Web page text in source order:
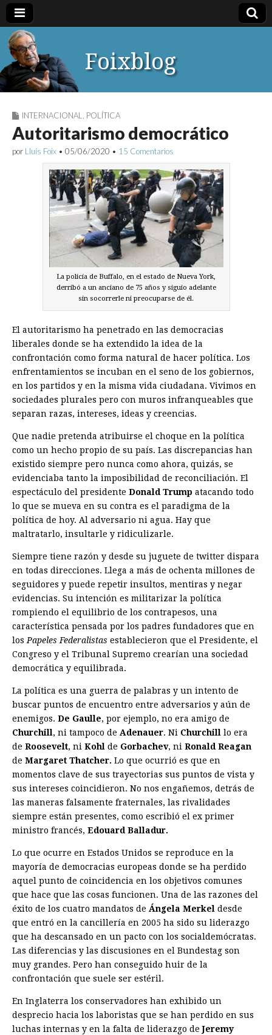
Foixblog
INTERNACIONAL POLÍTICA
Autoritarismo democrático
por Lluís Foix • 05/06/2020 • 15 Comentarios
La policía de Buffalo, en el estado de Nueva York,
derribó a un anciano de 75 años y siguio adelante
sin socorrerle ni preocuparse de él.
El autoritarismo ha penetrado en las democracias
liberales donde se ha extendido la idea de la
confrontación como forma natural de hacer política. Los
enfrentamientos se incuban en el seno de los gobiernos,
en los partidos y en la misma vida ciudadana. Vivimos en
sociedades plurales pero con muros infranqueables que
separan razas, intereses, ideas y creencias.
Que nadie pretenda atribuirse el choque en la política
como un hecho propio de su país. Las discrepancias han
existido siempre pero nunca como ahora, quizás, se
evidenciaba tanto la imposibilidad de reconciliación. El
espectáculo del presidente Donald Trump atacando todo
lo que se mueva en su contra es el paradigma de la
política de hoy. Al adversario ni agua. Hay que
maltratarlo, insultarle y ridiculizarle.
Siempre tiene razón y desde su juguete de twitter dispara
en todas direcciones. Llega a más de ochenta millones de
seguidores y puede repetir insultos, mentiras y negar
evidencias. Su intención es militarizar la política
rompiendo el equilibrio de los contrapesos, una
característica pensada por los padres fundadores que en
los Papeles Federalistas establecieron que el Presidente, el
Congreso y el Tribunal Supremo crearían una sociedad
democrática y equilibrada.
La política es una guerra de palabras y un intento de
buscar puntos de encuentro entre adversarios y aún de
enemigos. De Gaulle, por ejemplo, no era amigo de
Churchill, ni tampoco de Adenauer. Ni Churchill lo era
de Roosevelt, ni Kohl de Gorbachev, ni Ronald Reagan
de Margaret Thatcher. Lo que ocurrió es que en
momentos clave de sus trayectorias sus puntos de vista y
sus intereses coincidieron. No nos engañemos, detrás de
las maneras falsamente fraternales, las rivalidades
siempre están presentes, como escribió el ex primer
ministro francés, Edouard Balladur.
Lo que ocurre en Estados Unidos se reproduce en la
mayoría de democracias europeas donde se ha perdido
aquel punto de coincidencia en los objetivos comunes
que hace que las cosas funcionen. Una de las razones del
éxito de los cuatro mandatos de Ángela Merkel desde
que entró en la cancillería en 2005 ha sido su liderazgo
que ha descansado en un pacto con los socialdemócratas.
Las diferencias y las discusiones en el Bundestag son
muy grandes. Pero han conseguido huir de la
confrontación que suele ser estéril.
En Inglaterra los conservadores han exhibido un
desprecio hacia los laboristas que se han perdido en sus
luchas internas y en la falta de liderazgo deJeremy